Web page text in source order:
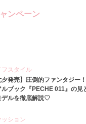
ンペーン
フスタイル
夕発売】圧倒的ファンタジー
ルブック『PECHE 011』の見
デルを徹底解説♡
ッション